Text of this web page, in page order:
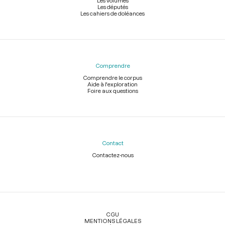
Les députés
Les cahiers de doléances
Comprendre
Comprendre le corpus
Aide à l'exploration
Foire aux questions
Contact
Contactez-nous
Légal
CGU
MENTIONS LÉGALES